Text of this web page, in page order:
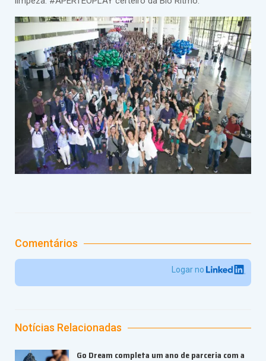
Comentários
Logar no
Notícias Relacionadas
Go Dream completa um ano de parceria com a